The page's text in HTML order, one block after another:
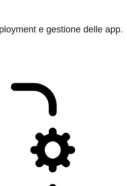
e gestione delle app.